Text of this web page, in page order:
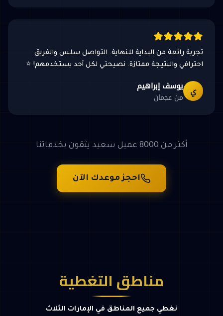
تجربة رائعة من البداية للنهاية. التواصل سلس والفريق
احترافي والنتيجة ممتازة. نصيحتي لكل أحد يستخدمهم! ⭐
ي يوسف إبراهيم
من عجمان
أكثر من 8000 عميل سعيد يثقون بخدماتنا
احجز موعدك الآن
مناطق التغطية
نغطي جميع المناطق في الإمارات الثلاث